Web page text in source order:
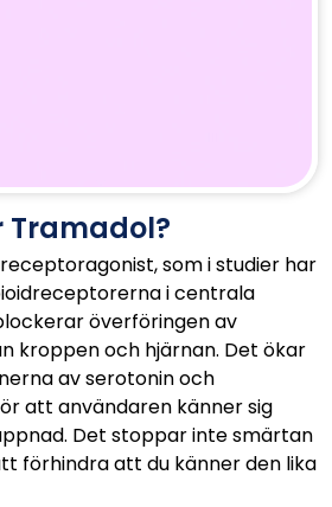
Tramadol?
som i studier har
i centrala
överföringen av
kroppen och hjärnan. Det ökar
av serotonin och
att användaren känner sig
Det stoppar inte smärtan
förhindra att du känner den lika